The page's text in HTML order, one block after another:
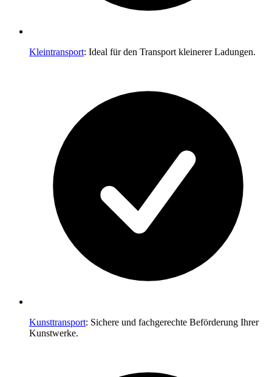
Kleintransport: Ideal für den Transport kleinerer Ladungen.
Kunsttransport: Sichere und fachgerechte Beförderung Ihrer
Kunstwerke.